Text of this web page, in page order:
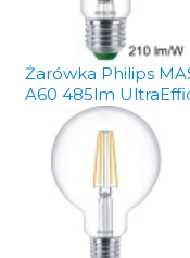
Żarówka Philips
A60 485lm